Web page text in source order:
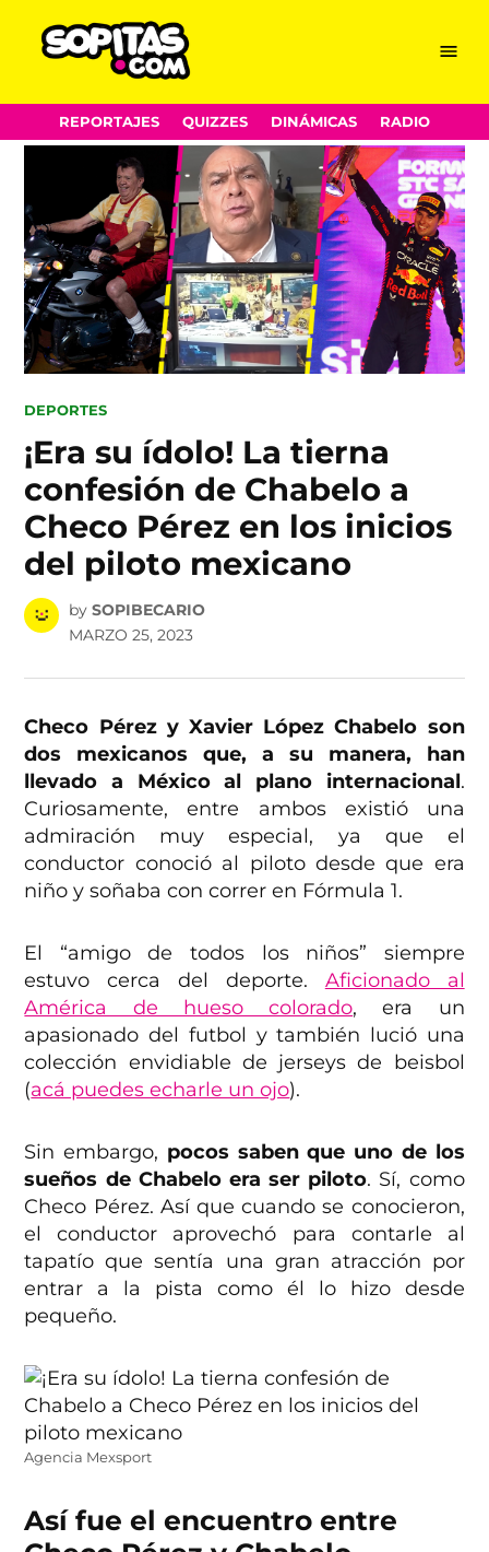
Skip
to
Menu
REPORTAJES QUIZZES DINÁMICAS RADIO
POSTED
DEPORTES
¡Era su ídolo! La tierna
confesión de Chabelo a
Checo Pérez en los inicios
del piloto mexicano
by SOPIBECARIO
MARZO 25, 2023
Checo Pérez y Xavier López Chabelo son
dos mexicanos que, a su manera, han
llevado a México al plano internacional.
Curiosamente, entre ambos existió una
admiración muy especial, ya que el
conductor conoció al piloto desde que era
niño y soñaba con correr en Fórmula 1.
El “amigo de todos los niños” siempre
estuvo cerca del deporte. Aficionado al
América de hueso colorado, era un
apasionado del futbol y también lució una
colección envidiable de jerseys de beisbol
(acá puedes echarle un ojo).
Sin embargo, pocos saben que uno de los
sueños de Chabelo era ser piloto. Sí, como
Checo Pérez. Así que cuando se conocieron,
el conductor aprovechó para contarle al
tapatío que sentía una gran atracción por
entrar a la pista como él lo hizo desde
pequeño.
Agencia Mexsport
Así fue el encuentro entre